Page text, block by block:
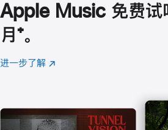
Apple Music 免费试
月 脚
注
⁺。
进一步了解 Apple
(在
口
中